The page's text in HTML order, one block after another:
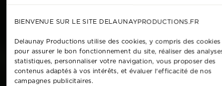
BIENVENUE SUR LE SITE DELAUNAYPRODUCTIONS.FR
Delaunay Productions utilise des cookies, y compris des
pour assurer le bon fonctionnement du site, réaliser des
statistiques, personnaliser votre navigation, vous proposer des
contenus adaptés à vos intérêts, et évaluer l'efficacité de nos
campagnes publicitaires.